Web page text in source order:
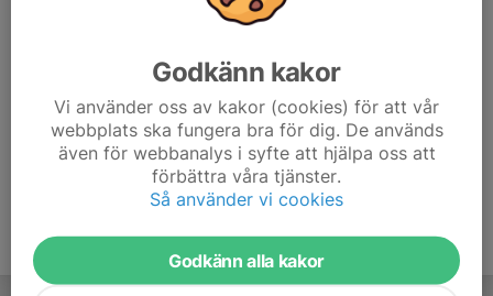
Godkänn kakor
Vi använder oss av kakor (cookies) för att vår
webbplats ska fungera bra för dig. De används
även för webbanalys i syfte att hjälpa oss att
förbättra våra tjänster.
Så använder vi cookies
Godkänn alla kakor